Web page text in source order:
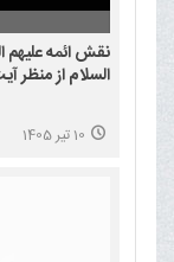
نقش ائمه علیهم
السلام از منظر
10 تیر 1405